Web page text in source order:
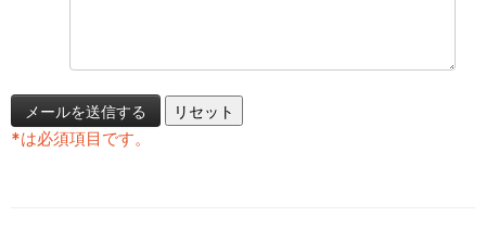
*は必須項目です。